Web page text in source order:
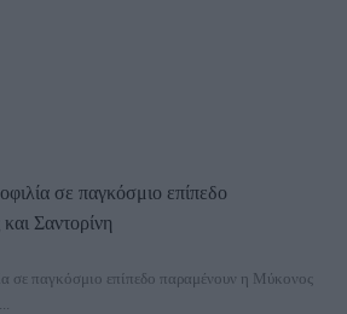
σε παγκόσμιο επίπεδο
Σαντορίνη
σε παγκόσμιο επίπεδο παραμένουν η Μύκονος